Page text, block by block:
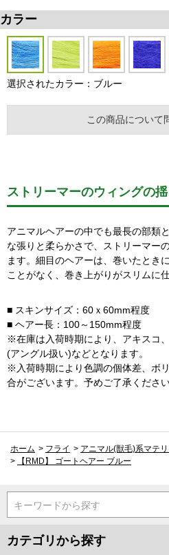
カラー
選択されたカラー：ブルー
この商品について
ストリーマーのウィングの
アニマルヘアーの中でも最長の部類
な張りと柔らかさで、ストリーマー
ます。細目のヘアーは、巻いたとき
ことがなく、巻き上がりがスリムに
■ スキンサイズ：60ｘ60mm程度
■ ヘアー長：100～150mm程度
※在庫は入荷時期により、アキスコ
(アングル扱い)などとなります。
※入荷時期により色調の個体差、ボ
合がございます。予めご了承ください
ホーム > フライ > アニマル(獣毛)系マテ
>
【RMD】 ゴートヘアー ブルー
キーワードから探す
カテゴリから探す